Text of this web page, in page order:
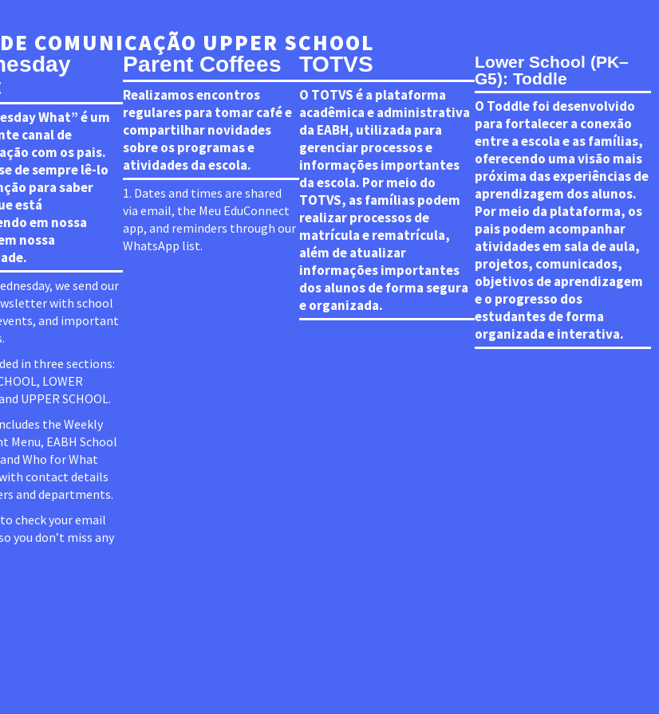
COMUNICAÇÃO UPPER SCHOOL
What” é um
canal de
com os pais.
de sempre lê-lo
para saber
está
em nossa
nossa
we send our
with school
and important
in three sections:
LOWER
UPPER SCHOOL.
the Weekly
Menu, EABH School
Who for What
contact details
and departments.
to check your email
you don’t miss any
Parent Coffees
Realizamos encontros
regulares para tomar café e
compartilhar novidades
sobre os programas e
atividades da escola.
1. Dates and times are shared
via email, the Meu EduConnect
app, and reminders through our
WhatsApp list.
TOTVS
O TOTVS é a plataforma
acadêmica e administrativa
da EABH, utilizada para
gerenciar processos e
informações importantes
da escola. Por meio do
TOTVS, as famílias podem
realizar processos de
matrícula e rematrícula,
além de atualizar
informações importantes
dos alunos de forma segura
e organizada.
Lower School (PK–
G5): Toddle
O Toddle foi desenvolvido
para fortalecer a conexão
entre a escola e as famílias,
oferecendo uma visão mais
próxima das experiências de
aprendizagem dos alunos.
Por meio da plataforma, os
pais podem acompanhar
atividades em sala de aula,
projetos, comunicados,
objetivos de aprendizagem
e o progresso dos
estudantes de forma
organizada e interativa.